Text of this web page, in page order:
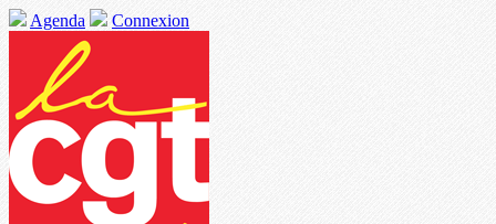
Agenda Connexion